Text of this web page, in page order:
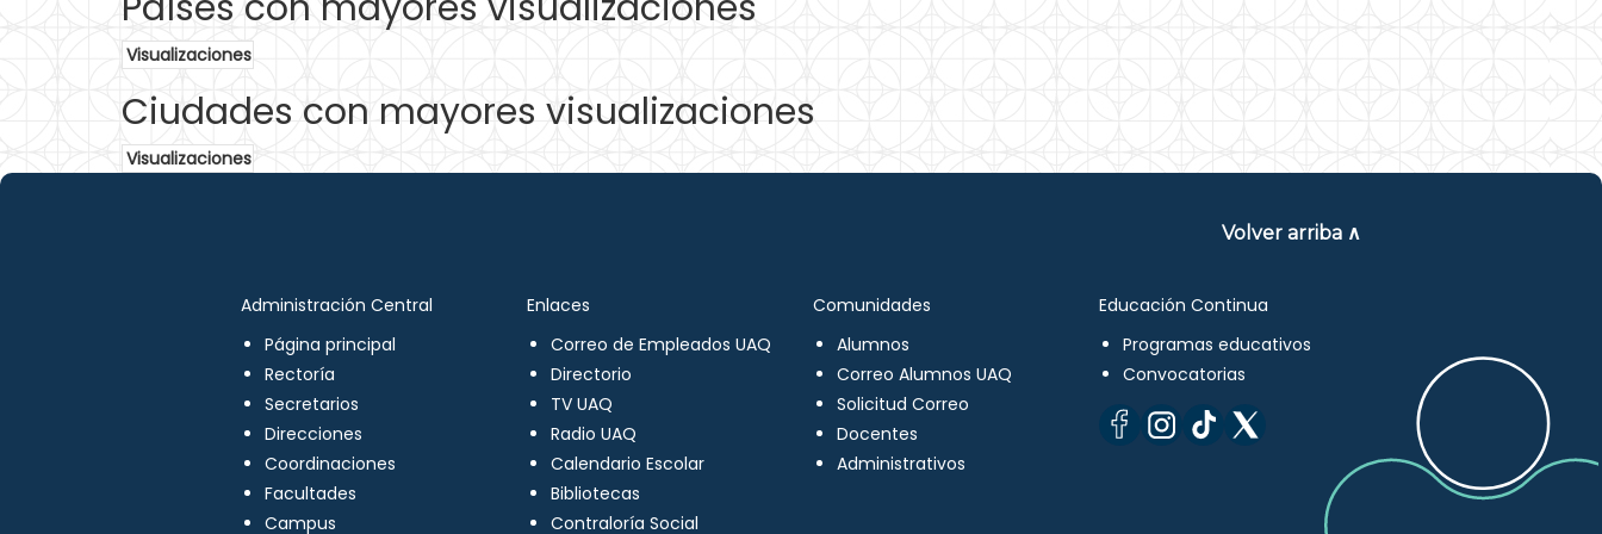
Visualizaciones
Ciudades con mayores visualizaciones
Visualizaciones
Volver arriba ∧
Administración Central
Página principal
Rectoría
Secretarios
Direcciones
Coordinaciones
Facultades
Campus
Enlaces
Correo de Empleados UAQ
Directorio
TV UAQ
Radio UAQ
Calendario Escolar
Bibliotecas
Contraloría Social
Comunidades
Alumnos
Correo Alumnos UAQ
Solicitud Correo
Docentes
Administrativos
Educación Continua
Programas educativos
Convocatorias